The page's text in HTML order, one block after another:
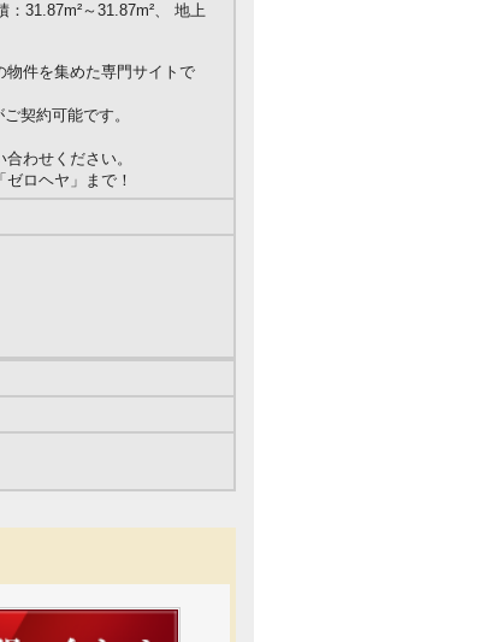
31.87m²～31.87m²、 地上
物件を集めた専門サイトで
契約可能です。
わせください。
ロヘヤ」まで！